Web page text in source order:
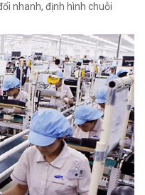
nhanh, định hình chuỗi